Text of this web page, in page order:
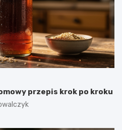
przepis krok po kroku